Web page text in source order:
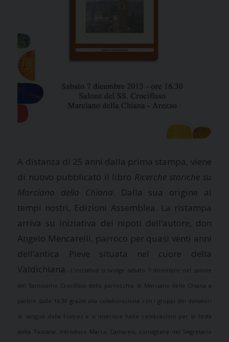
A distanza di 25 anni dalla prima stampa, viene
di nuovo pubblicato il libro Ricerche storiche su
Marciano della Chiana. Dalla sua origine ai
tempi nostri, Edizioni Assemblea. La ristampa
arriva su iniziativa dei nipoti dell’autore, don
Angelo Mencarelli, parroco per quasi venti anni
dell’antica Pieve situata nel cuore della
Valdichiana. L’iniziativa si svolge sabato 7 dicembre nel salone
del Santissimo Crocifisso della parrocchia di Marciano della Chiana a
partire dalle 16.30 grazie alla collaborazione con i gruppi dei donatori
di sangue della Fratres e si inserisce nelle celebrazioni per la festa
della Toscana. Introduce Marco Carraresi, consigliere del Segretario